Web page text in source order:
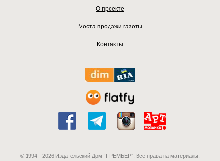
О проекте
Места продажи газеты
Контакты
© 1994 - 2026 Издательский Дом “ПРЕМЬЕР”. Все права на материалы,